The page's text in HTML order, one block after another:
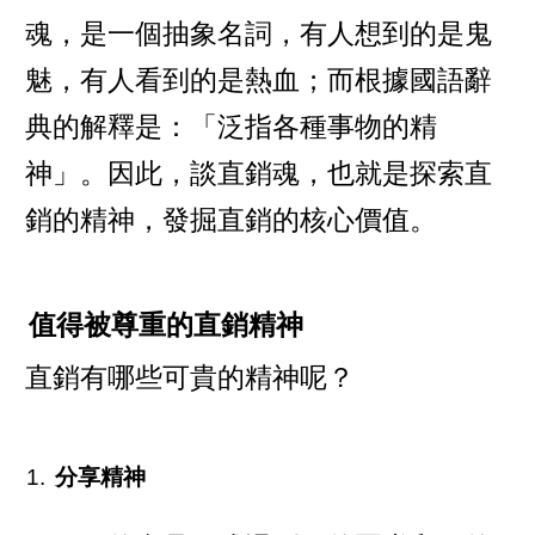
魂，是一個抽象名詞，有人想到的是鬼
魅，有人看到的是熱血；而根據國語辭
典的解釋是：「泛指各種事物的精
神」。因此，談直銷魂，也就是探索直
銷的精神，發掘直銷的核心價值。
值得被尊重的直銷精神
直銷有哪些可貴的精神呢？
分享精神